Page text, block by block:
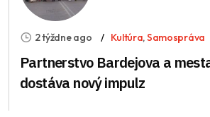
2 týždne ago Kultúra,Samospráva
Partnerstvo Bardejova a
dostáva nový impulz